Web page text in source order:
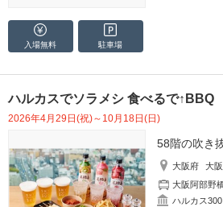
入場無料 駐車場
ハルカスでソラメシ 食べるで↑BBQ
2026年4月29日(祝)～10月18日(日)
58階の吹き
大阪府
大
大阪阿部野
ハルカス300